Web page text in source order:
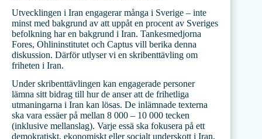
Utvecklingen i Iran engagerar många i Sverige – inte
minst med bakgrund av att uppåt en procent av Sveriges
befolkning har en bakgrund i Iran. Tankesmedjorna
Fores, Ohlininstitutet och Captus vill berika denna
diskussion. Därför utlyser vi en skribenttävling om
friheten i Iran.
Under skribenttävlingen kan engagerade personer
lämna sitt bidrag till hur de anser att de frihetliga
utmaningarna i Iran kan lösas. De inlämnade texterna
ska vara essäer på mellan 8 000 – 10 000 tecken
(inklusive mellanslag). Varje essä ska fokusera på ett
demokratiskt, ekonomiskt eller socialt underskott i Iran,